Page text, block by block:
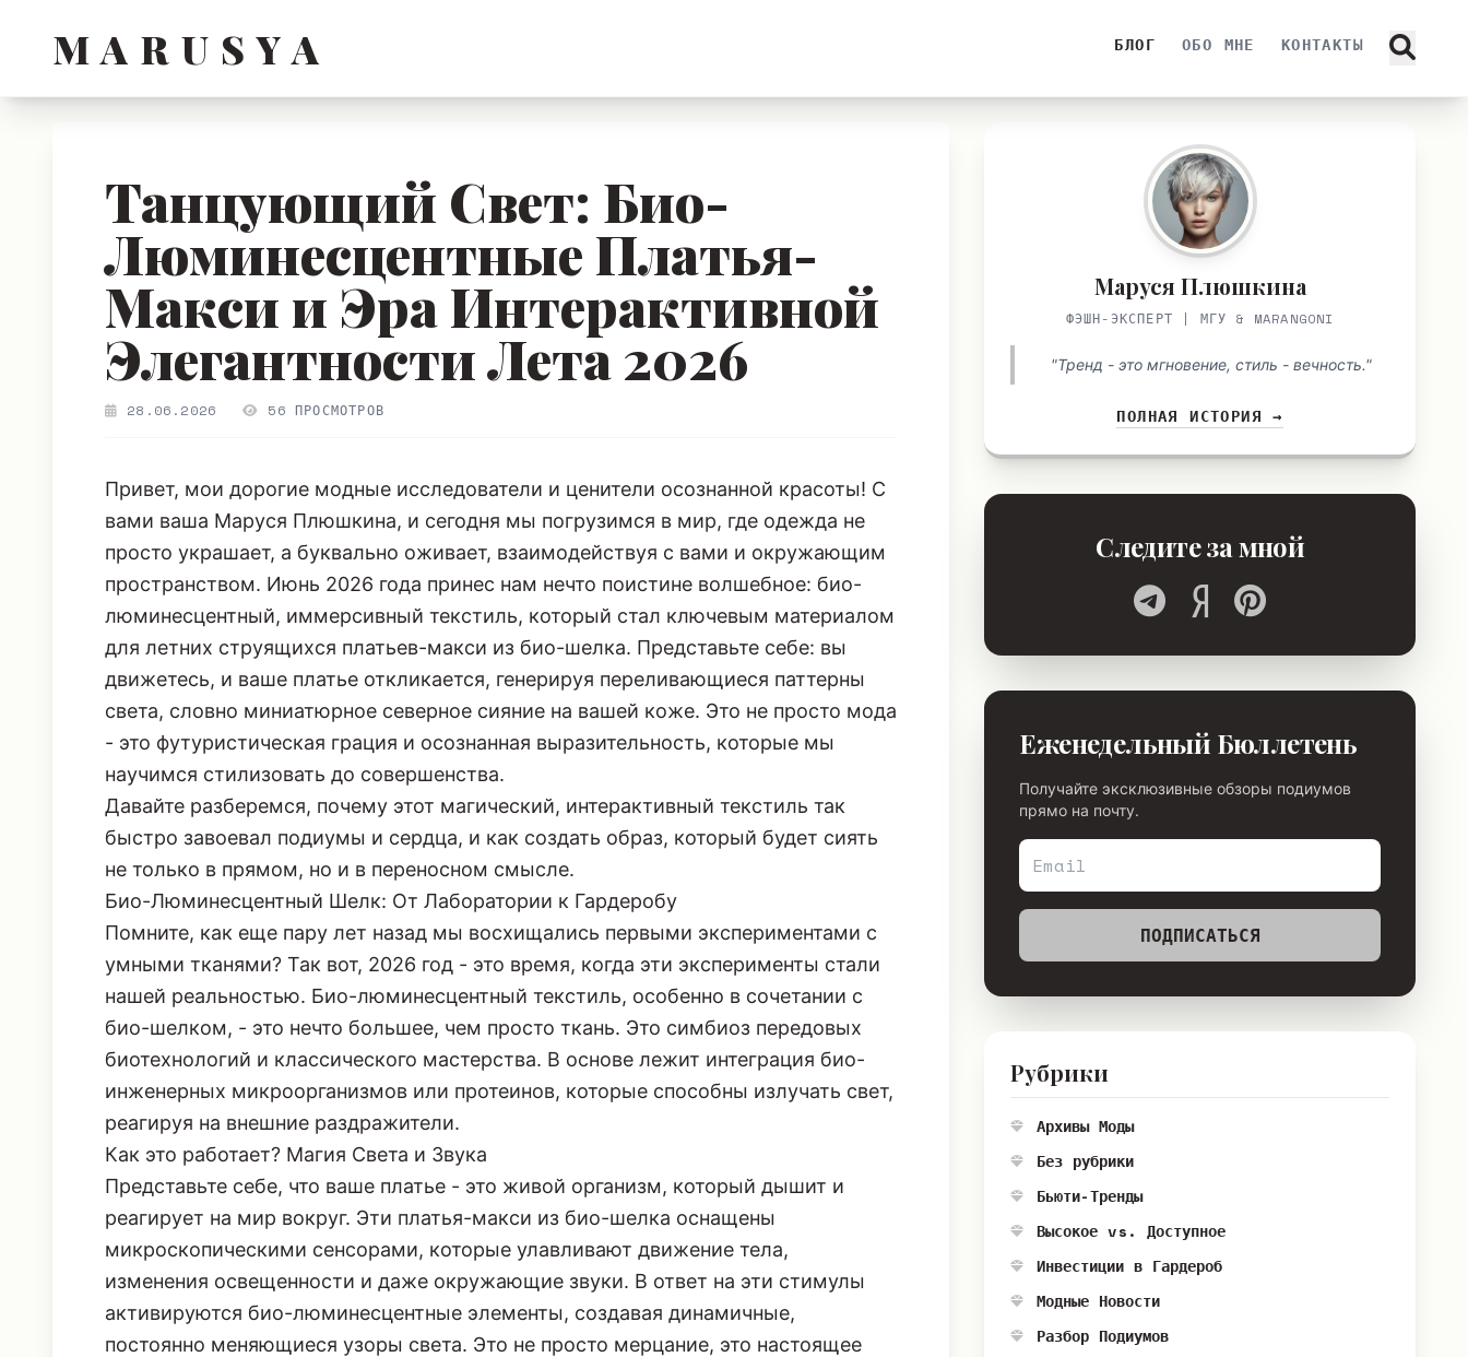
M A R U S Y A БЛОГ ОБО МНЕ КОНТАКТЫ
Танцующий Свет: Био-
Люминесцентные Платья-
Макси и Эра Интерактивной
Элегантности Лета 2026
28.06.2026 56 ПРОСМОТРОВ
Привет, мои дорогие модные исследователи и ценители осознанной красоты! С
вами ваша Маруся Плюшкина, и сегодня мы погрузимся в мир, где одежда не
просто украшает, а буквально оживает, взаимодействуя с вами и окружающим
пространством. Июнь 2026 года принес нам нечто поистине волшебное: био-
люминесцентный, иммерсивный текстиль, который стал ключевым материалом
для летних струящихся платьев-макси из био-шелка. Представьте себе: вы
движетесь, и ваше платье откликается, генерируя переливающиеся паттерны
света, словно миниатюрное северное сияние на вашей коже. Это не просто мода
- это футуристическая грация и осознанная выразительность, которые мы
научимся стилизовать до совершенства.
Давайте разберемся, почему этот магический, интерактивный текстиль так
быстро завоевал подиумы и сердца, и как создать образ, который будет сиять
не только в прямом, но и в переносном смысле.
Био-Люминесцентный Шелк: От Лаборатории к Гардеробу
Помните, как еще пару лет назад мы восхищались первыми экспериментами с
умными тканями? Так вот, 2026 год - это время, когда эти эксперименты стали
нашей реальностью. Био-люминесцентный текстиль, особенно в сочетании с
био-шелком, - это нечто большее, чем просто ткань. Это симбиоз передовых
биотехнологий и классического мастерства. В основе лежит интеграция био-
инженерных микроорганизмов или протеинов, которые способны излучать свет,
реагируя на внешние раздражители.
Как это работает? Магия Света и Звука
Представьте себе, что ваше платье - это живой организм, который дышит и
реагирует на мир вокруг. Эти платья-макси из био-шелка оснащены
микроскопическими сенсорами, которые улавливают движение тела,
изменения освещенности и даже окружающие звуки. В ответ на эти стимулы
активируются био-люминесцентные элементы, создавая динамичные,
постоянно меняющиеся узоры света. Это не просто мерцание, это настоящее
Маруся Плюшкина
ФЭШН-ЭКСПЕРТ | МГУ & MARANGONI
"Тренд - это мгновение, стиль - вечность."
ПОЛНАЯ ИСТОРИЯ →
Следите за мной
Еженедельный Бюллетень
Получайте эксклюзивные обзоры подиумов
прямо на почту.
ПОДПИСАТЬСЯ
Рубрики
Архивы Моды
Без рубрики
Бьюти-Тренды
Высокое vs. Доступное
Инвестиции в Гардероб
Модные Новости
Разбор Подиумов